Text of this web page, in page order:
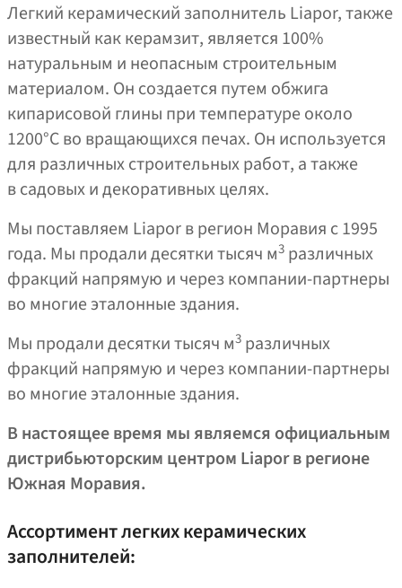
Легкий керамический заполнитель Liapor, также
известный как керамзит, является 100%
натуральным и неопасным строительным
материалом. Он создается путем обжига
кипарисовой глины при температуре около
1200°C во вращающихся печах. Он используется
для различных строительных работ, а также
в садовых и декоративных целях.
Мы поставляем Liapor в регион Моравия с 1995
года. Мы продали десятки тысяч м3 различных
фракций напрямую и через компании-партнеры
во многие эталонные здания.
Мы продали десятки тысяч м3 различных
фракций напрямую и через компании-партнеры
во многие эталонные здания.
В настоящее время мы являемся официальным
дистрибьюторским центром Liapor в регионе
Южная Моравия.
Ассортимент легких керамических
заполнителей: